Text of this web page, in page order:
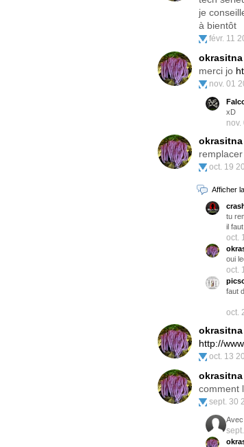
je
à bientôt
févr. 11
okrasitna
merci jo
nov. 01
xD
nov.
okrasitna
oct. 19
Afficher
tu
il
oct.
oui
oct.
faut
oct.
okrasitna
http://
oct. 13
okrasitna
comment
sept. 30
Avec